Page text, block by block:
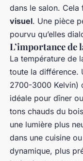
dans le salon. Cela
visuel. Une pièce
pourvu qu’elles
L’importance de
La température de
toute la différence.
2700-3000 Kelvin)
idéale pour dîner
tons chauds du
une lumière plus
dans une cuisine
dynamique, plus